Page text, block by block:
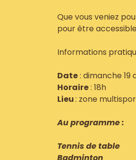
Que vous veniez
pour être
Informations
Date: dimanche 19
Horaire: 18h
Lieu: zone
Au programme :
Tennis de table